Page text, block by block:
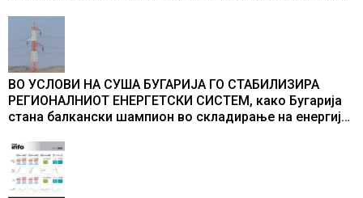
ВО УСЛОВИ НА СУША БУГАРИЈА ГО СТАБИЛИЗИРА
РЕГИОНАЛНИОТ ЕНЕРГЕТСКИ СИСТЕМ, како Бугарија
стана балкански шампион во складирање на енергија